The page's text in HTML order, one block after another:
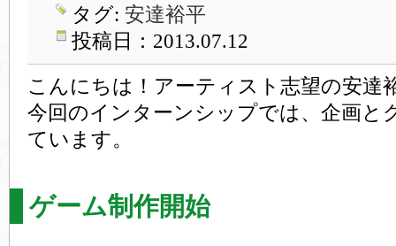
タグ: 安達裕平
投稿日：2013.07.12
こんにちは！アーティスト志望の安達
今回のインターンシップでは、企画と
ています。
ゲーム制作開始